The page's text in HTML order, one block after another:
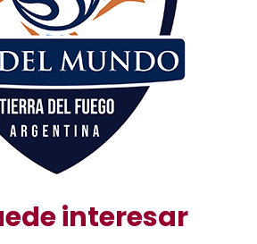
interesar